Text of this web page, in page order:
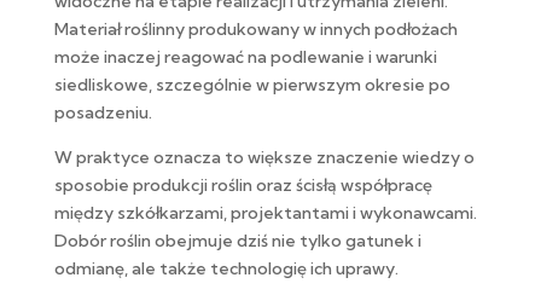
Materiał roślinny produkowany w innych podłożach
może inaczej reagować na podlewanie i warunki
siedliskowe, szczególnie w pierwszym okresie po
posadzeniu.
W praktyce oznacza to większe znaczenie wiedzy o
sposobie produkcji roślin oraz ścisłą współpracę
między szkółkarzami, projektantami i wykonawcami.
Dobór roślin obejmuje dziś nie tylko gatunek i
odmianę, ale także technologię ich uprawy.